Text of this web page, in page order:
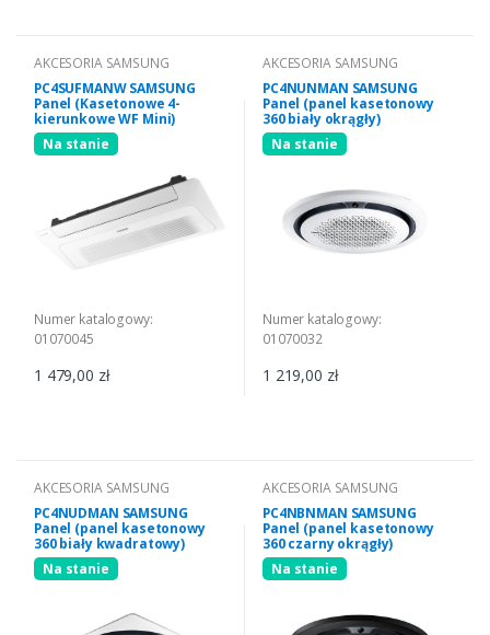
AKCESORIA SAMSUNG
PC4SUFMANW SAMSUNG
Panel (Kasetonowe 4-
kierunkowe WF Mini)
Na stanie
Numer katalogowy:
01070045
1 479,00 zł
AKCESORIA SAMSUNG
PC4NUNMAN SAMSUNG
Panel (panel kasetonowy
360 biały okrągły)
Na stanie
Numer katalogowy:
01070032
1 219,00 zł
AKCESORIA SAMSUNG
PC4NUDMAN SAMSUNG
Panel (panel kasetonowy
360 biały kwadratowy)
Na stanie
AKCESORIA SAMSUNG
PC4NBNMAN SAMSUNG
Panel (panel kasetonowy
360 czarny okrągły)
Na stanie